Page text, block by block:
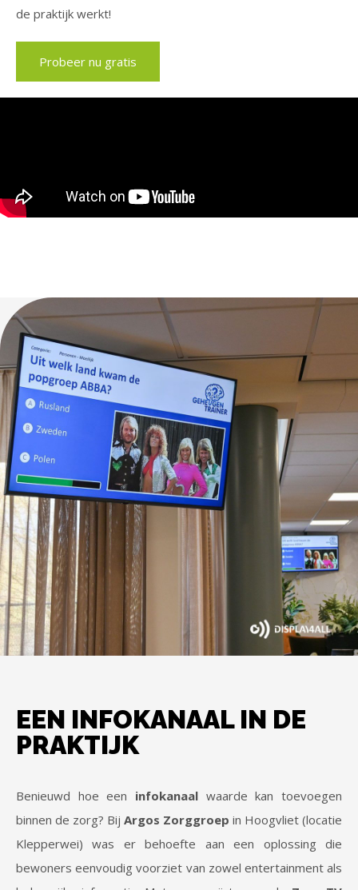
de praktijk werkt!
Probeer nu gratis
EEN INFOKANAAL IN DE
PRAKTIJK
Benieuwd hoe een infokanaal waarde kan toevoegen
binnen de zorg? Bij Argos Zorggroep in Hoogvliet (locatie
Klepperwei) was er behoefte aan een oplossing die
bewoners eenvoudig voorziet van zowel entertainment als